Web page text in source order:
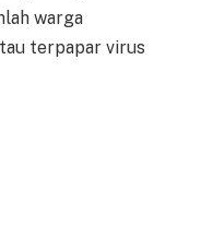
warga
terpapar virus